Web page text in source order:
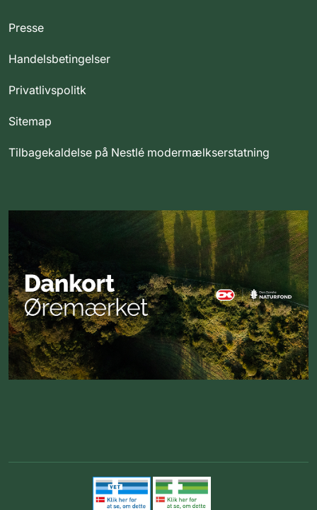
Presse
Handelsbetingelser
Privatlivspolitk
Sitemap
Tilbagekaldelse på Nestlé modermælkserstatning